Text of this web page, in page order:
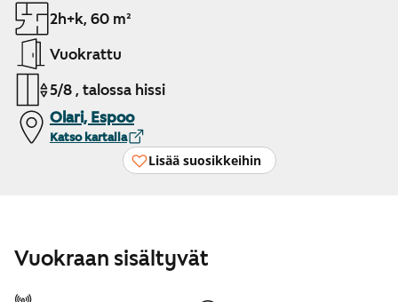
2h+k, 60 m²
Vuokrattu
5/8 , talossa hissi
Olari, Espoo
Katso kartalla
Lisää suosikkeihin
Vuokraan sisältyvät